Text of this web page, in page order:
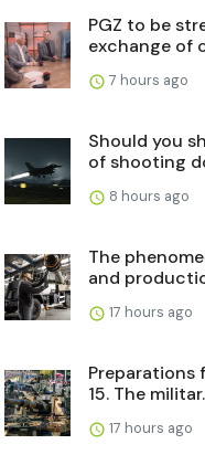
PGZ to be
exchange of
7 hours ago
Should you
of shooting
8 hours ago
The
and
17 hours ago
Preparations
15. The
17 hours ago